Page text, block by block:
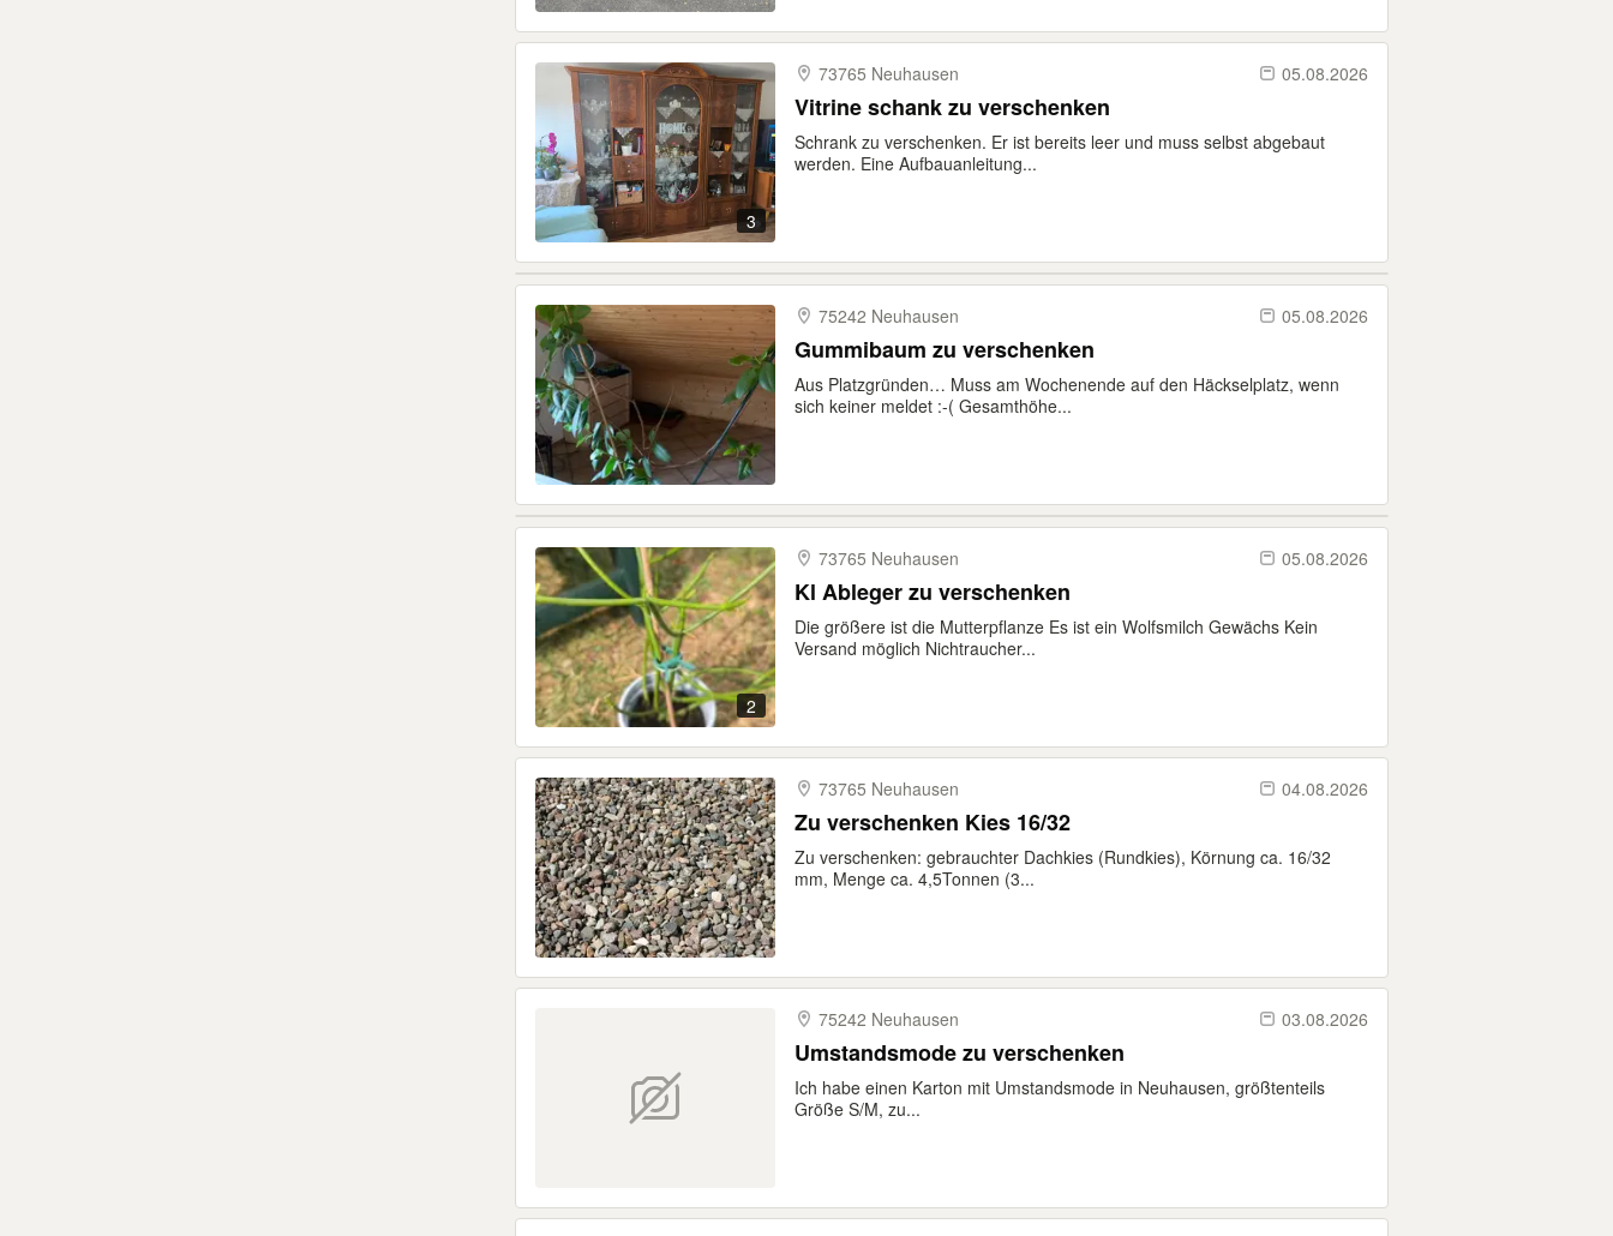
3
73765 Neuhausen 05.08.2026
Vitrine schank zu verschenken
Schrank zu verschenken. Er ist bereits leer und muss selbst abgebaut
werden. Eine Aufbauanleitung...
75242 Neuhausen 05.08.2026
Gummibaum zu verschenken
Aus Platzgründen… Muss am Wochenende auf den Häckselplatz, wenn
sich keiner meldet :-( Gesamthöhe...
2
73765 Neuhausen 05.08.2026
Kl Ableger zu verschenken
Die größere ist die Mutterpflanze Es ist ein Wolfsmilch Gewächs Kein
Versand möglich Nichtraucher...
73765 Neuhausen 04.08.2026
Zu verschenken Kies 16/32
Zu verschenken: gebrauchter Dachkies (Rundkies), Körnung ca. 16/32
mm, Menge ca. 4,5Tonnen (3...
75242 Neuhausen 03.08.2026
Umstandsmode zu verschenken
Ich habe einen Karton mit Umstandsmode in Neuhausen, größtenteils
Größe S/M, zu...